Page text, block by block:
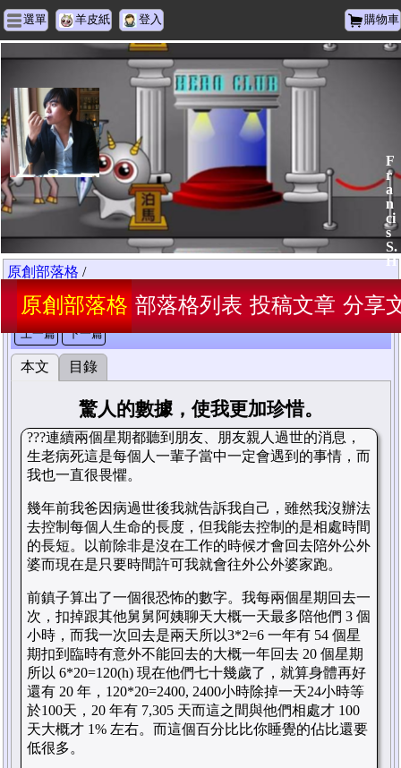
選單 羊皮紙 登入 購物車
F
r
a
n
ci
s
S.
H
原創部落格 部落格列表 投稿文章 分享
原創部落格 /
驚人的數據，使我更加珍惜。
上一篇 下一篇
本文 目錄
驚人的數據，使我更加珍惜。
???連續兩個星期都聽到朋友、朋友親人過世的消息，
生老病死這是每個人一輩子當中一定會遇到的事情，而
我也一直很畏懼。
幾年前我爸因病過世後我就告訴我自己，雖然我沒辦法
去控制每個人生命的長度，但我能去控制的是相處時間
的長短。以前除非是沒在工作的時候才會回去陪外公外
婆而現在是只要時間許可我就會往外公外婆家跑。
前鎮子算出了一個很恐怖的數字。我每兩個星期回去一
次，扣掉跟其他舅舅阿姨聊天大概一天最多陪他們 3 個
小時，而我一次回去是兩天所以3*2=6 一年有 54 個星
期扣到臨時有意外不能回去的大概一年回去 20 個星期
所以 6*20=120(h) 現在他們七十幾歲了，就算身體再好
還有 20 年， 120*20=2400, 2400小時除掉一天24小時等
於100天， 20 年有 7,305 天而這之間與他們相處才 100
天大概才 1% 左右。而這個百分比比你睡覺的佔比還要
低很多。